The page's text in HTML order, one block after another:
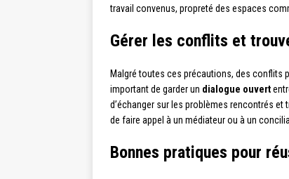
travail convenus, propreté des espaces
Gérer les conflits et
Malgré toutes ces précautions, des conflits
important de garder un dialogue ouvert
d’échanger sur les problèmes rencontrés
de faire appel à un médiateur ou à un
Bonnes pratiques pour